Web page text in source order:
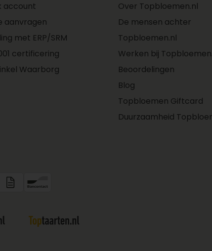
account
aanvragen
met ERP/SRM
certificering
Waarborg
Over Topbloemen.nl
De mensen achter
Topbloemen.nl
Werken bij
Beoordelingen
Blog
Topbloemen Giftcard
Duurzaamheid